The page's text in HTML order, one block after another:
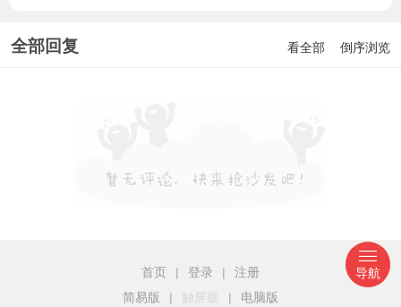
全部回复 看全部 倒序浏览
首页 | 登录 |
注册
简易版
| 触屏版 | 电脑版
导航